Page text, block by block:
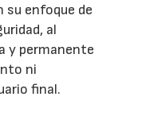
su enfoque de
al
y permanente
ni
final.